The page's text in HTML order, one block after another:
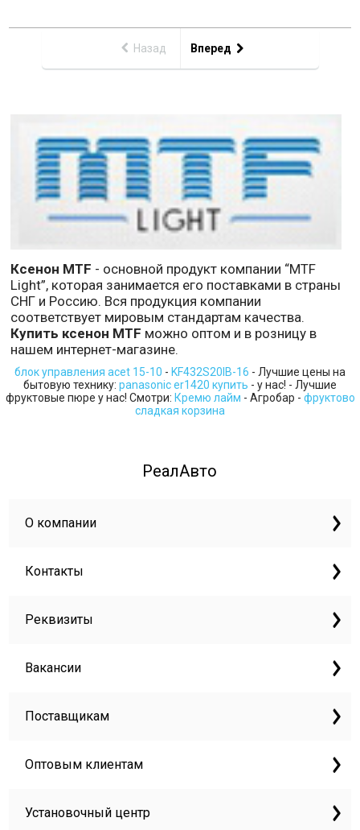
Назад Вперед
Ксенон MTF - основной продукт компании “МTF
Light”, которая занимается его поставками в страны
СНГ и Россию. Вся продукция компании
соответствует мировым стандартам качества.
Купить ксенон MTF можно оптом и в розницу в
нашем интернет-магазине.
блок управления acet 15-10 - KF432S20IB-16 - Лучшие цены на
бытовую технику: panasonic er1420 купить - у нас! - Лучшие
фруктовые пюре у нас! Смотри: Кремю лайм - Агробар - фруктово
сладкая корзина
РеалАвто
О компании
Контакты
Реквизиты
Вакансии
Поставщикам
Оптовым клиентам
Установочный центр